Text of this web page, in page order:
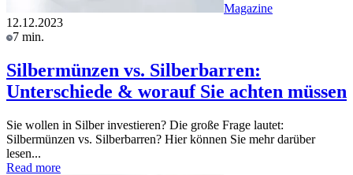
Magazine
12.12.2023
7 min.
Silbermünzen vs. Silberbarren:
Unterschiede & worauf Sie achten müssen
Sie wollen in Silber investieren? Die große Frage lautet:
Silbermünzen vs. Silberbarren? Hier können Sie mehr darüber
lesen...
Read more